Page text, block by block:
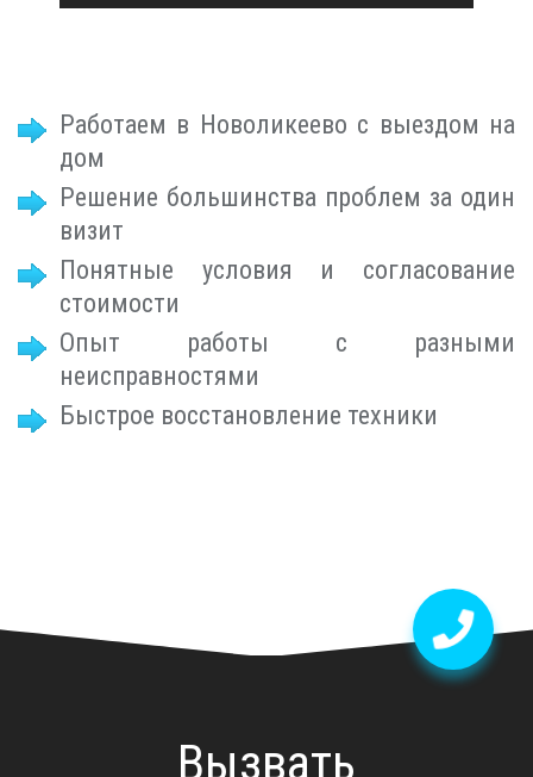
Работаем в Новоликеево с выездом на
дом
Решение большинства проблем за один
визит
Понятные условия и согласование
стоимости
Опыт работы с разными
неисправностями
Быстрое восстановление техники
Вызвать